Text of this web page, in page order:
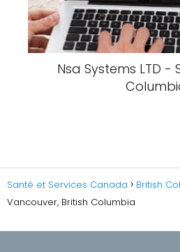
Nsa Systems LTD -
Santé et Services Canada British
Vancouver, British Columbia